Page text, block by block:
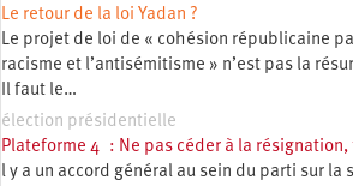
Le retour de la loi Yadan ?
Le projet de loi de « cohésion républicaine
racisme et l’antisémitisme » n’est pas la
Il faut le…
élection présidentielle
Plateforme 4 : Ne pas céder à la
l y a un accord général au sein du parti sur